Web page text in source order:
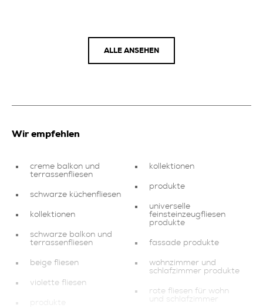
ALLE ANSEHEN
Wir empfehlen
creme balkon und
terrassenfliesen
schwarze küchenfliesen
kollektionen
schwarze balkon und
terrassenfliesen
beige fliesen
violette fliesen
produkte
kollektionen
produkte
universelle
feinsteinzeugfliesen
produkte
fassade produkte
wohnzimmer und
schlafzimmer produkte
rote fliesen für wohn
und schlafzimmer